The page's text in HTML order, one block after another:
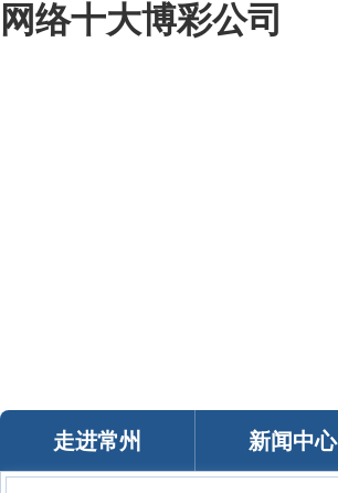
网络十大博彩公司
走进常州 新闻中心